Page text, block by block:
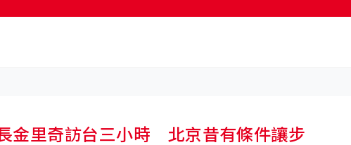
金里奇訪台三小時 北京昔有條件讓步